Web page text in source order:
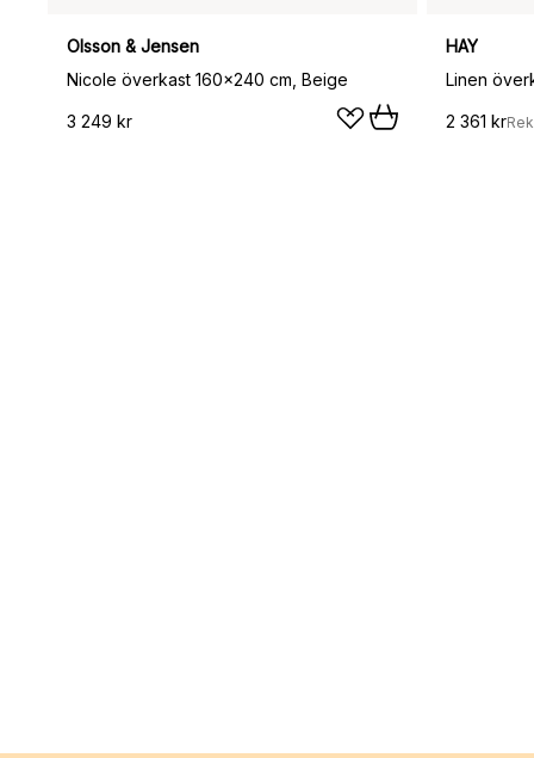
Olsson & Jensen
Nicole överkast 160x240 cm, Beige
3 249 kr
HAY
Linen
2 361 kr